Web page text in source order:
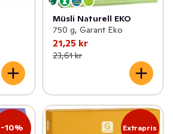
Müsli Naturell EKO
750 g, Garant Eko
21,25 kr
23,61 kr
-10% Extrapris